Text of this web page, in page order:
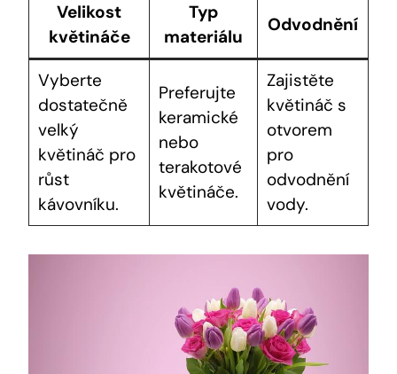
Velikost
květináče
Typ
materiálu
Odvodnění
Vyberte
dostatečně
velký
květináč pro
růst
kávovníku.
Preferujte
keramické
nebo
terakotové
květináče.
Zajistěte
květináč s
otvorem
pro
odvodnění
vody.